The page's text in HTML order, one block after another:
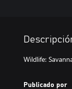
Wildlife:
Publicado por